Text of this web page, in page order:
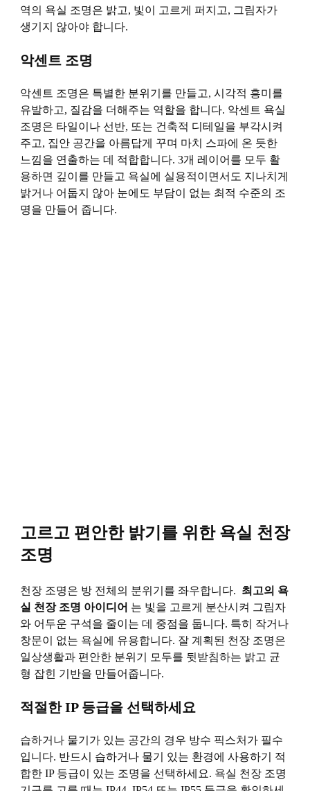
역의 욕실 조명은 밝고, 빛이 고르게 퍼지고, 그림자가
생기지 않아야 합니다.
악센트 조명
악센트 조명은 특별한 분위기를 만들고, 시각적 흥미를
유발하고, 질감을 더해주는 역할을 합니다. 악센트 욕실
조명은 타일이나 선반, 또는 건축적 디테일을 부각시켜
주고, 집안 공간을 아름답게 꾸며 마치 스파에 온 듯한
느낌을 연출하는 데 적합합니다. 3개 레이어를 모두 활
용하면 깊이를 만들고 욕실에 실용적이면서도 지나치게
밝거나 어둡지 않아 눈에도 부담이 없는 최적 수준의 조
명을 만들어 줍니다.
고르고 편안한 밝기를 위한 욕실 천장
조명
천장 조명은 방 전체의 분위기를 좌우합니다. 최고의 욕
실 천장 조명 아이디어 는 빛을 고르게 분산시켜 그림자
와 어두운 구석을 줄이는 데 중점을 둡니다. 특히 작거나
창문이 없는 욕실에 유용합니다. 잘 계획된 천장 조명은
일상생활과 편안한 분위기 모두를 뒷받침하는 밝고 균
형 잡힌 기반을 만들어줍니다.
적절한 IP 등급을 선택하세요
습하거나 물기가 있는 공간의 경우 방수 픽스처가 필수
입니다. 반드시 습하거나 물기 있는 환경에 사용하기 적
합한 IP 등급이 있는 조명을 선택하세요. 욕실 천장 조명